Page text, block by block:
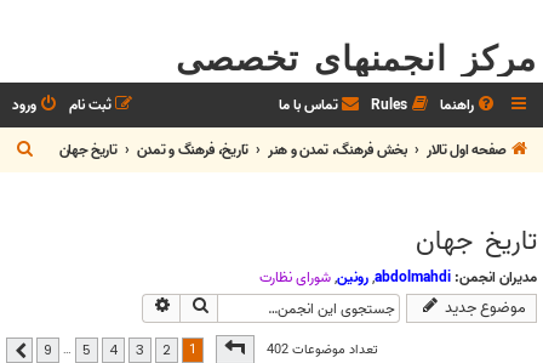
مرکز انجمنهای تخصصی
راهنما Rules تماس با ما ورود
ثبت نام
صفحه اول تالار
بخش فرهنگ، تمدن و هنر تاريخ، فرهنگ و تمدن تاريخ جهان
ج
س
تاريخ جهان
مدیران انجمن: abdolmahdi
,رونین,شوراي نظارت
موضوع جدید جستجو
تعداد موضوعات 402صفحه از9
2
3
4
5
…
9 بعدی